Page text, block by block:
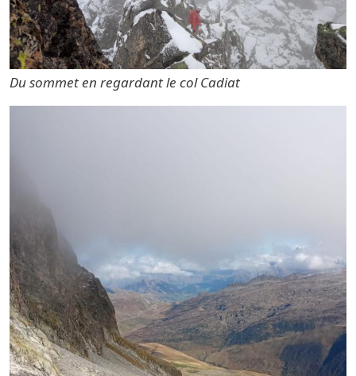
Du sommet en regardant le col Cadiat